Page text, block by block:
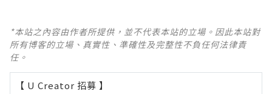
*本站之內容由作者所提供，並不代表本站的立場。因此本站對
所有博客的立場、真實性、準確性及完整性不負任何法律責
任。
【 U Creator 招募 】